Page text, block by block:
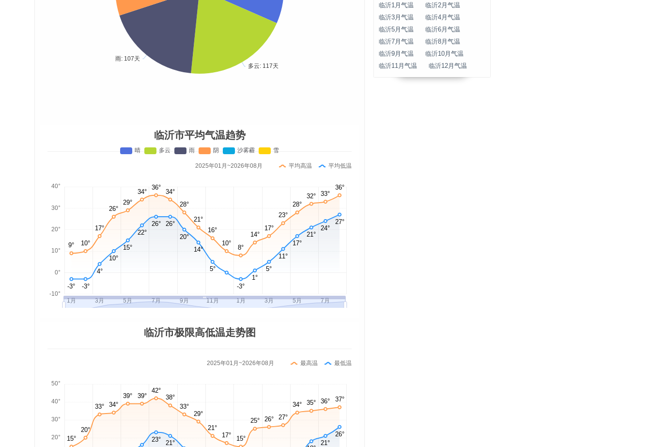
临沂市平均气温趋势
2025年01月~2026年08月 平均高温 平均低温
临沂市极限高低温走势图
2025年01月~2026年08月 最高温 最低温
临沂1月气温
临沂2月气温
临沂3月气温
临沂4月气温
临沂5月气温
临沂6月气温
临沂7月气温
临沂8月气温
临沂9月气温
临沂10月气温
临沂11月气温
临沂12月气温